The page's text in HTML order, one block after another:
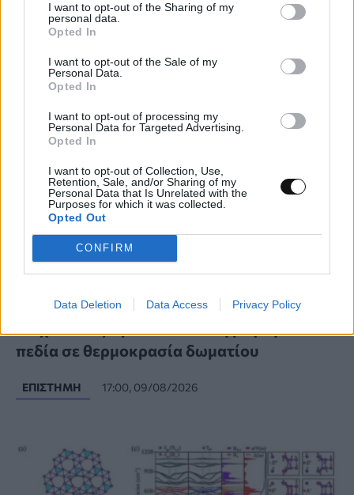
I want to opt-out of the Sharing of my
personal data.
Opted In
I want to opt-out of the Sale of my
Personal Data.
Opted In
I want to opt-out of processing my
Personal Data for Targeted Advertising.
Opted In
I want to opt-out of Collection, Use,
Retention, Sale, and/or Sharing of my
Personal Data that Is Unrelated with the
Purposes for which it was collected.
Opted Out
CONFIRM
Data Deletion Data Access Privacy Policy
ΕΠΙΣΤΉΜΗ
Μικροσκοπικός αιωρούμενος μαγνήτης
πεδία σε θερμοκρασία δωματίου
ΕΠΙΣΤΉΜΗ 17:00, 09/08/2026